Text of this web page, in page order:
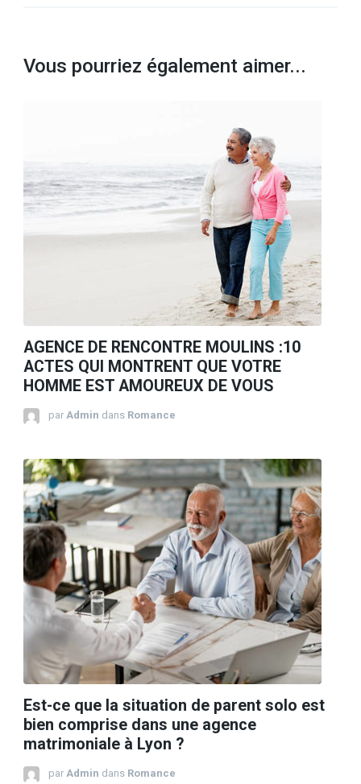
Vous pourriez également aimer...
AGENCE DE RENCONTRE MOULINS :10
ACTES QUI MONTRENT QUE VOTRE
HOMME EST AMOUREUX DE VOUS
par Admin dans Romance
Est-ce que la situation de parent solo est
bien comprise dans une agence
matrimoniale à Lyon ?
par Admin dans Romance